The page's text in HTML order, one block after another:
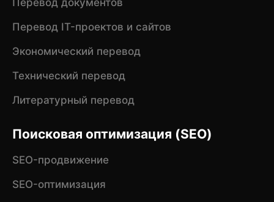
Перевод документов
Перевод IT-проектов и сайтов
Экономический перевод
Технический перевод
Литературный перевод
Поисковая оптимизация (SEO)
SEO-продвижение
SEO-оптимизация